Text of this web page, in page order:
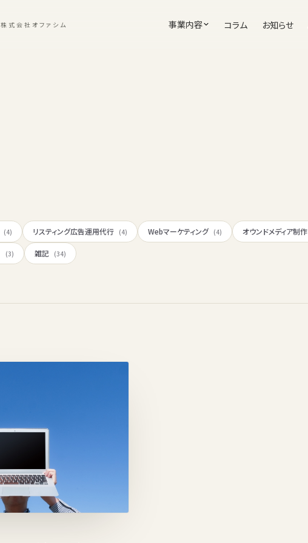
株式会社オファシム 事業内容 コラム お知らせ
(4) リスティング広告運用代行 (4) Webマーケティング (4) オウンドメディア制作
(3) 雑記 (34)